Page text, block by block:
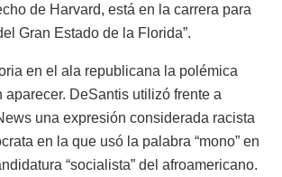
de Harvard, está en la carrera para
Gran Estado de la Florida”.
en el ala republicana la polémica
aparecer. DeSantis utilizó frente a
una expresión considerada racista
en la que usó la palabra “mono” en
“socialista” del afroamericano.